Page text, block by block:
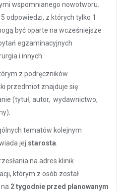
wspomnianego nowotworu.
odpowiedzi, z których tylko 1
być oparte na wcześniejsze
egzaminacyjnych
i innych.
z podręczników
przedmiot znajduje się
(tytuł, autor, wydawnictwo,
tematów kolejnym
jej starosta
na adres klinik
którym z osób został
2 tygodnie przed planowanym